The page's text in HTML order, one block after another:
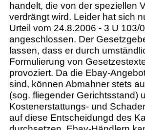
handelt, die von der speziellen
verdrängt wird. Leider hat sich
Urteil vom 24.8.2006 - 3 U 103/
angeschlossen. Der
lassen, dass er durch
Formulierung von
provoziert. Da die Ebay-
sind, können Abmahner stets
(sog. fliegender Gerichtsstand)
Kostenerstattungs- und
auf diese Entscheidungd des